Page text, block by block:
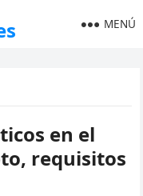
MENÚ
en el
requisitos